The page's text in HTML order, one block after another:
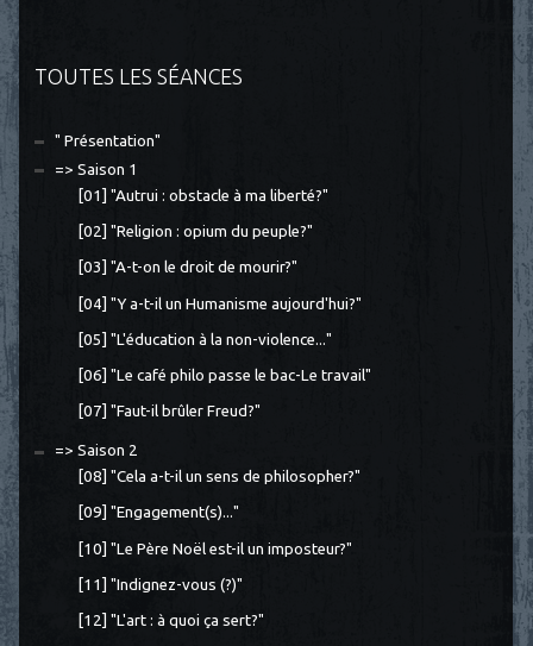
TOUTES LES SÉANCES
" Présentation"
=> Saison 1
[01] "Autrui : obstacle à ma liberté?"
[02] "Religion : opium du peuple?"
[03] "A-t-on le droit de mourir?"
[04] "Y a-t-il un Humanisme aujourd'hui?"
[05] "L'éducation à la non-violence..."
[06] "Le café philo passe le bac-Le travail"
[07] "Faut-il brûler Freud?"
=> Saison 2
[08] "Cela a-t-il un sens de philosopher?"
[09] "Engagement(s)..."
[10] "Le Père Noël est-il un imposteur?"
[11] "Indignez-vous (?)"
[12] "L'art : à quoi ça sert?"